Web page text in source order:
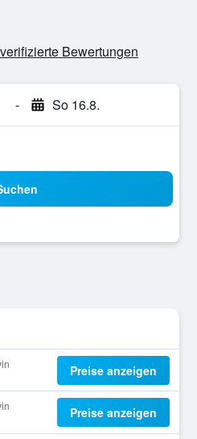
Bewertungen
- So 16.8.
Preise anzeigen
Preise anzeigen